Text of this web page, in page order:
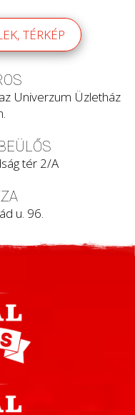
TÉRKÉP
Univerzum Üzletház
tér 2/A
u. 96.